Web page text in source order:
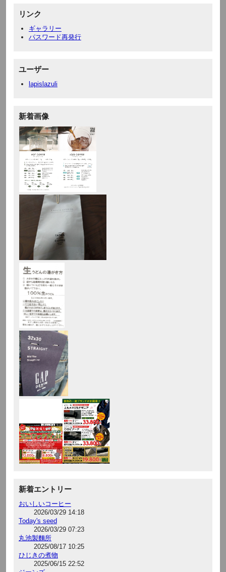
リンク
ギャラリー
パスワード再発行
ユーザー
lapislazuli
新着画像
新着エントリー
おいしいコーヒー
2026/03/29 14:18
Today's seed
2026/03/29 07:23
丸池製麵所
2025/08/17 10:25
ひじきの煮物
2025/06/15 22:52